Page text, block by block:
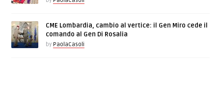
CME Lombardia, cambio al vertice: il Gen Miro cede il
comando al Gen Di Rosalia
by PaolaCasoli